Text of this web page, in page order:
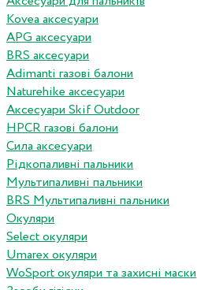
Kovea аксесуари
APG аксесуари
BRS аксесуари
Adimanti газові балони
Naturehike аксесуари
Аксесуари Skif Outdoor
HPCR газові балони
Сила аксесуари
Рідкопаливні пальники
Мультипаливні пальники
BRS Мультипаливні пальники
Окуляри
Select окуляри
Umarex окуляри
WoSport окуляри та захисні маски